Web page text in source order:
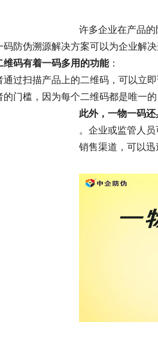
许多企业在产品
码防伪溯源解决方案可以为企业解
维码有着一码多用的功能：
通过扫描产品上的二维码，可以立
的门槛，因为每个二维码都是唯一
此外，一物一码
。企业或监管人
销售渠道，可以